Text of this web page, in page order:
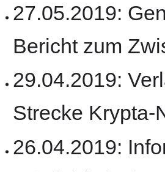
27.05.2019:
Bericht zum
29.04.2019:
Strecke Krypta-
26.04.2019: